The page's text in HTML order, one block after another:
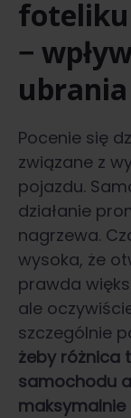
foteliku
−
ubrania
Pocenie się
związane z
pojazdu.
działanie
nagrzewa.
wysoka, że
prawda
ale
szczególnie
żeby różnica
samochodu
maksymalnie